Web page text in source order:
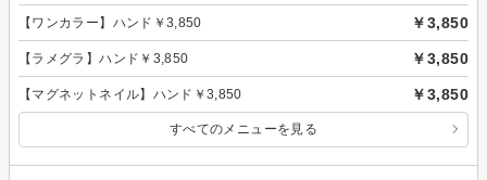
【ワンカラー】ハンド￥3,850 ￥3,850
【ラメグラ】ハンド￥3,850 ￥3,850
【マグネットネイル】ハンド￥3,850 ￥3,850
すべてのメニューを見る